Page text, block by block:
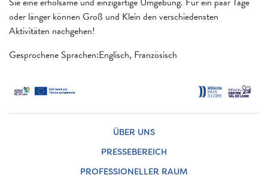
oder länger können Groß und Klein den verschiedensten
Aktivitäten nachgehen!
Gesprochene Sprachen:Englisch, Französisch
ÜBER UNS
PRESSEBEREICH
PROFESSIONELLER RAUM